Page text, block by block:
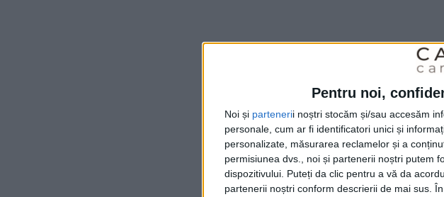
Pentru noi,
Noi și partenerii noștri stocăm și/sau accesăm
personale, cum ar fi identificatori unici și
personalizate, măsurarea reclamelor și a
permisiunea dvs., noi și partenerii noștri putem
dispozitivului. Puteți da clic pentru a vă da
partenerii noștri conform descrierii de mai sus.